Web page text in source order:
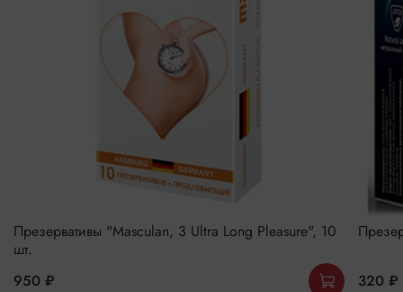
Презервативы "Masculan, 3 Ultra Long Pleasure", 10
шт.
950 ₽
320 ₽